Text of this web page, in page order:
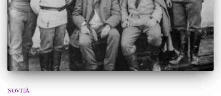
NOVITÀ